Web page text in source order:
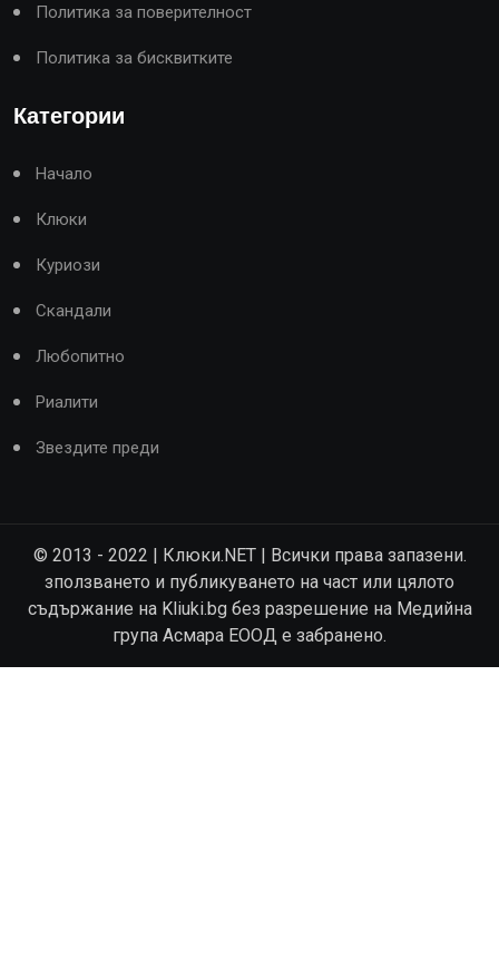
Политика за поверителност
Политика за бисквитките
Категории
Начало
Клюки
Куриози
Скандали
Любопитно
Риалити
Звездите преди
© 2013 - 2022 | Клюки.NET | Всички права запазени.
зползването и публикуването на част или цялото
съдържание на Kliuki.bg без разрешение на Медийна
група Асмара ЕООД е забранено.